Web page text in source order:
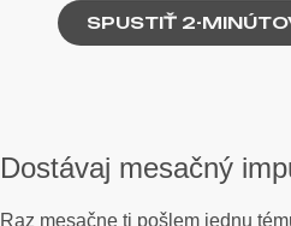
SPUSTIŤ 2-
Dostávaj mesačný
Raz mesačne ti pošlem jednu